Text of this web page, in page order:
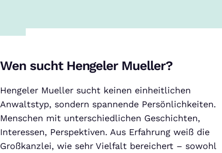
Wen sucht Hengeler Mueller?
Hengeler Mueller sucht keinen einheitlichen
Anwaltstyp, sondern spannende Persönlichkeiten.
Menschen mit unterschiedlichen Geschichten,
Interessen, Perspektiven. Aus Erfahrung weiß die
Großkanzlei, wie sehr Vielfalt bereichert – sowohl